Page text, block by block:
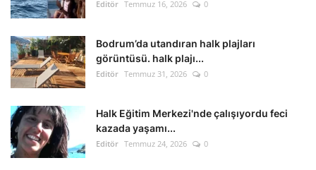
Editör Temmuz 16, 2026 0
Bodrum’da utandıran halk plajları
görüntüsü. halk plajı...
Editör Temmuz 31, 2026 0
Halk Eğitim Merkezi'nde çalışıyordu feci
kazada yaşamı...
Editör Temmuz 24, 2026 0